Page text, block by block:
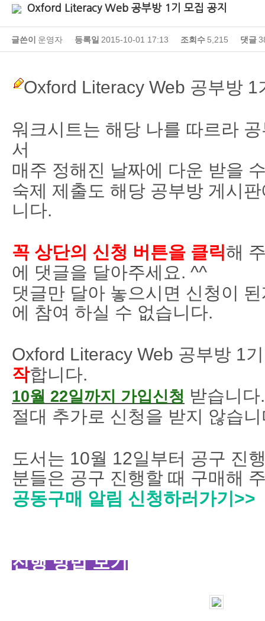
Oxford Literacy Web 공부방 1기 모집 공지
글쓴이 운영자 등록일 2015-10-01 17:13 조회수 5,215 댓글
Oxford Literacy Web 공부방 1
워크시트는 해당 나를 따르라
서
매주 정해진 날짜에 다운 받을
숙제 제출도 해당 공부방 게시
니다.
꼭 상단의 신청 버튼을 클릭해
에 댓글을 달아주세요. ^^
댓글만 달아 놓으시면 신청이
에 참여 하실 수 없습니다.
Oxford Literacy Web 공부방 1
작합니다.
10월 22일까지 가입신청 받습니
절대 추가로 신청을 받지 않습
도서는 10월 12일부터 공구 진
분들은 공구 진행할 때 구매해
공동구매 알림 신청하러가기>>
진행 방법 보기